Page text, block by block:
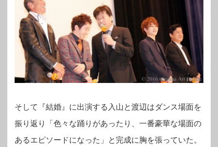
そして『結婚』に出演する入山と渡辺はダンス場面を
振り返り「色々な踊りがあったり、一番豪華な場面の
あるエピソードになった」と完成に胸を張っていた。